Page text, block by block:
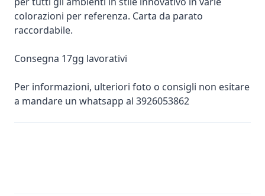
colorazioni per referenza. Carta da parato
raccordabile.
Consegna 17gg lavorativi
Per informazioni, ulteriori foto o consigli non esitare
a mandare un whatsapp al 3926053862